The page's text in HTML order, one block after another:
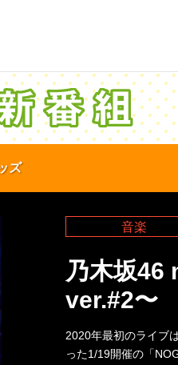
ズ
音楽
乃木坂46
ver.#2〜
2020年最初のライブ
った1/19開催の「